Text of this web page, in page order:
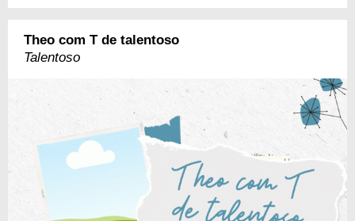
Theo com T de talentoso
Talentoso